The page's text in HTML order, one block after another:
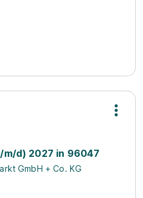
d) 2027 in 96047
GmbH + Co. KG